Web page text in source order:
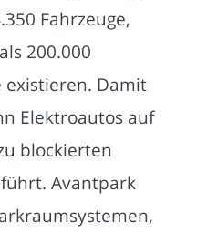
Fahrzeuge,
200.000
Damit
Elektroautos auf
blockierten
Avantpark